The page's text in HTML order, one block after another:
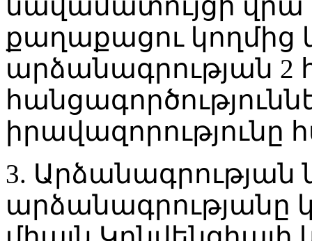
քաղաքացու
արձանագրության
3.
արձանագրությանը